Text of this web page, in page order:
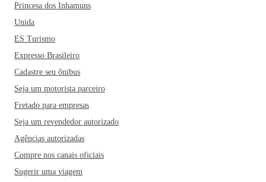
Princesa dos Inhamuns
Unida
ES Turismo
Expresso Brasileiro
Cadastre seu ônibus
Seja um motorista parceiro
Fretado para empresas
Seja um revendedor autorizado
Agências autorizadas
Compre nos canais oficiais
Sugerir uma viagem